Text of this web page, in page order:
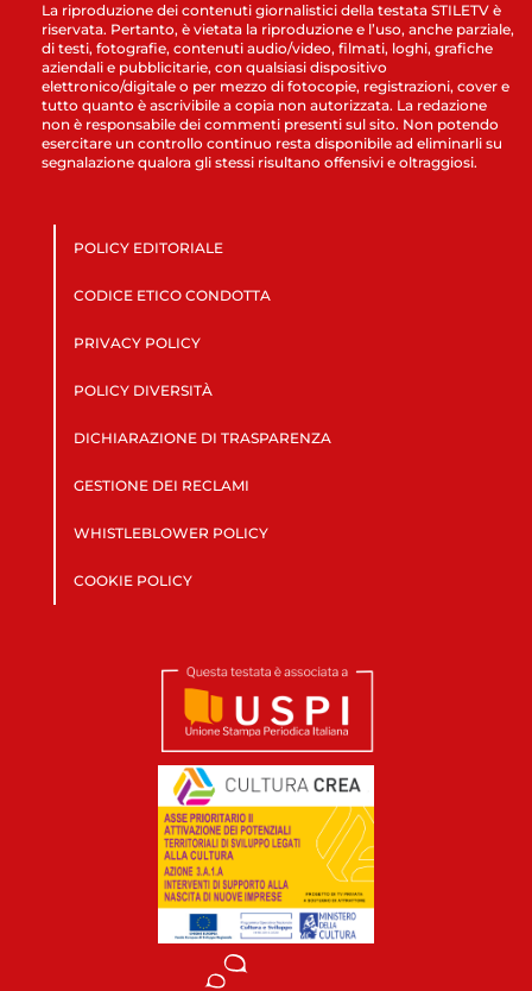
La riproduzione dei contenuti giornalistici della testata STILETV è
riservata. Pertanto, è vietata la riproduzione e l’uso, anche parziale,
di testi, fotografie, contenuti audio/video, filmati, loghi, grafiche
aziendali e pubblicitarie, con qualsiasi dispositivo
elettronico/digitale o per mezzo di fotocopie, registrazioni, cover e
tutto quanto è ascrivibile a copia non autorizzata. La redazione
non è responsabile dei commenti presenti sul sito. Non potendo
esercitare un controllo continuo resta disponibile ad eliminarli su
segnalazione qualora gli stessi risultano offensivi e oltraggiosi.
POLICY EDITORIALE
CODICE ETICO CONDOTTA
PRIVACY POLICY
POLICY DIVERSITÀ
DICHIARAZIONE DI TRASPARENZA
GESTIONE DEI RECLAMI
WHISTLEBLOWER POLICY
COOKIE POLICY